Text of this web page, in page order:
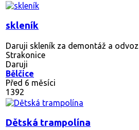
skleník
Daruji skleník za demontáž a
Strakonice
Daruji
Bělčice
Před 6 měsíci
1392
Dětská trampolína